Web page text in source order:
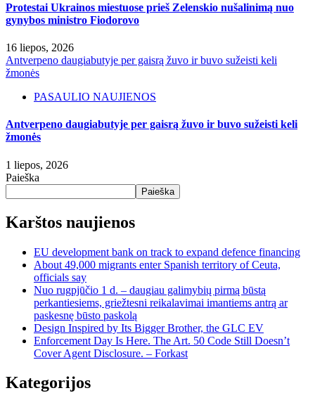
Protestai Ukrainos miestuose prieš Zelenskio nušalinimą nuo
gynybos ministro Fiodorovo
16 liepos, 2026
Antverpeno daugiabutyje per gaisrą žuvo ir buvo sužeisti keli
žmonės
PASAULIO NAUJIENOS
Antverpeno daugiabutyje per gaisrą žuvo ir buvo sužeisti keli
žmonės
1 liepos, 2026
Paieška
Paieška
Karštos naujienos
EU development bank on track to expand defence financing
About 49,000 migrants enter Spanish territory of Ceuta,
officials say
Nuo rugpjūčio 1 d. – daugiau galimybių pirmą būstą
perkantiesiems, griežtesni reikalavimai imantiems antrą ar
paskesnę būsto paskolą
Design Inspired by Its Bigger Brother, the GLC EV
Enforcement Day Is Here. The Art. 50 Code Still Doesn’t
Cover Agent Disclosure. – Forkast
Kategorijos